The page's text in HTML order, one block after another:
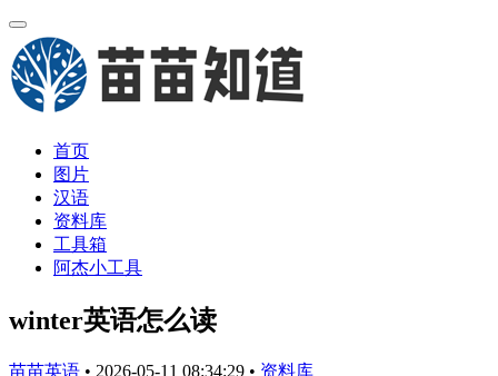
首页
图片
汉语
资料库
工具箱
阿杰小工具
winter英语怎么读
苗苗英语 • 2026-05-11 08:34:29 • 资料库